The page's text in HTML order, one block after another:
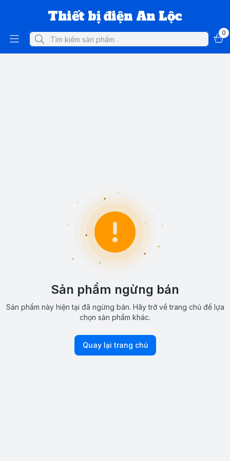
Thiết bị điện An Lộc
0
Sản phẩm ngừng bán
Sản phẩm này hiện tại đã ngừng bán. Hãy trở về trang chủ để lựa
chọn sản phẩm khác.
Quay lại trang chủ